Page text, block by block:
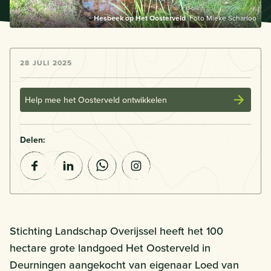
Hesbeek op Het OosterveldFoto Mieke Scharloo
28 JULI 2025
Help mee het Oosterveld ontwikkelen
Delen:
Stichting Landschap Overijssel heeft het 100
hectare grote landgoed Het Oosterveld in
Deurningen aangekocht van eigenaar Loed van